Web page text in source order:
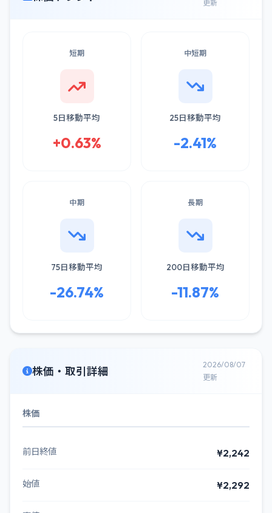
更新
短期
5日移動平均
+0.63%
中短期
25日移動平均
-2.41%
中期
75日移動平均
-26.74%
長期
200日移動平均
-11.87%
株価・取引詳細
2026/08/07
更新
株価
前日終値 ¥2,242
始値 ¥2,292